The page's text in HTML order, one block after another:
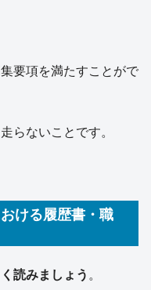
要項を満たすことがで
らないことです。
ける履歴書・職
読みましょう 。